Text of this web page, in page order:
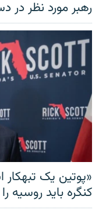
رهبر مورد نظر
«پوتین یک
کنگره باید روسیه